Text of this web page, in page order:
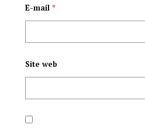
E-mail *
Site web